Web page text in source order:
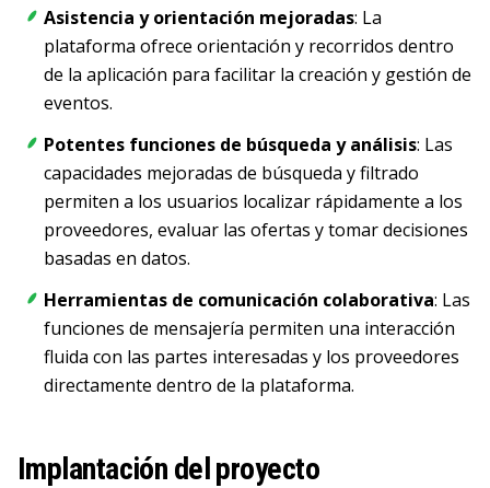
Asistencia y orientación mejoradas: La
plataforma ofrece orientación y recorridos dentro
de la aplicación para facilitar la creación y gestión de
eventos.
Potentes funciones de búsqueda y análisis: Las
capacidades mejoradas de búsqueda y filtrado
permiten a los usuarios localizar rápidamente a los
proveedores, evaluar las ofertas y tomar decisiones
basadas en datos.
Herramientas de comunicación colaborativa: Las
funciones de mensajería permiten una interacción
fluida con las partes interesadas y los proveedores
directamente dentro de la plataforma.
Implantación del proyecto